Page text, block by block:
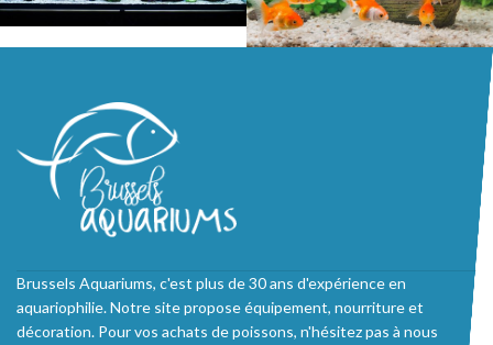
Brussels Aquariums, c'est plus de 30 ans d'expérience en
aquariophilie. Notre site propose équipement, nourriture et
décoration. Pour vos achats de poissons, n'hésitez pas à nous